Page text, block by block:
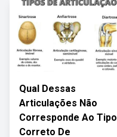
Qual Dessas
Articulações Não
Corresponde Ao Tipo
Correto De